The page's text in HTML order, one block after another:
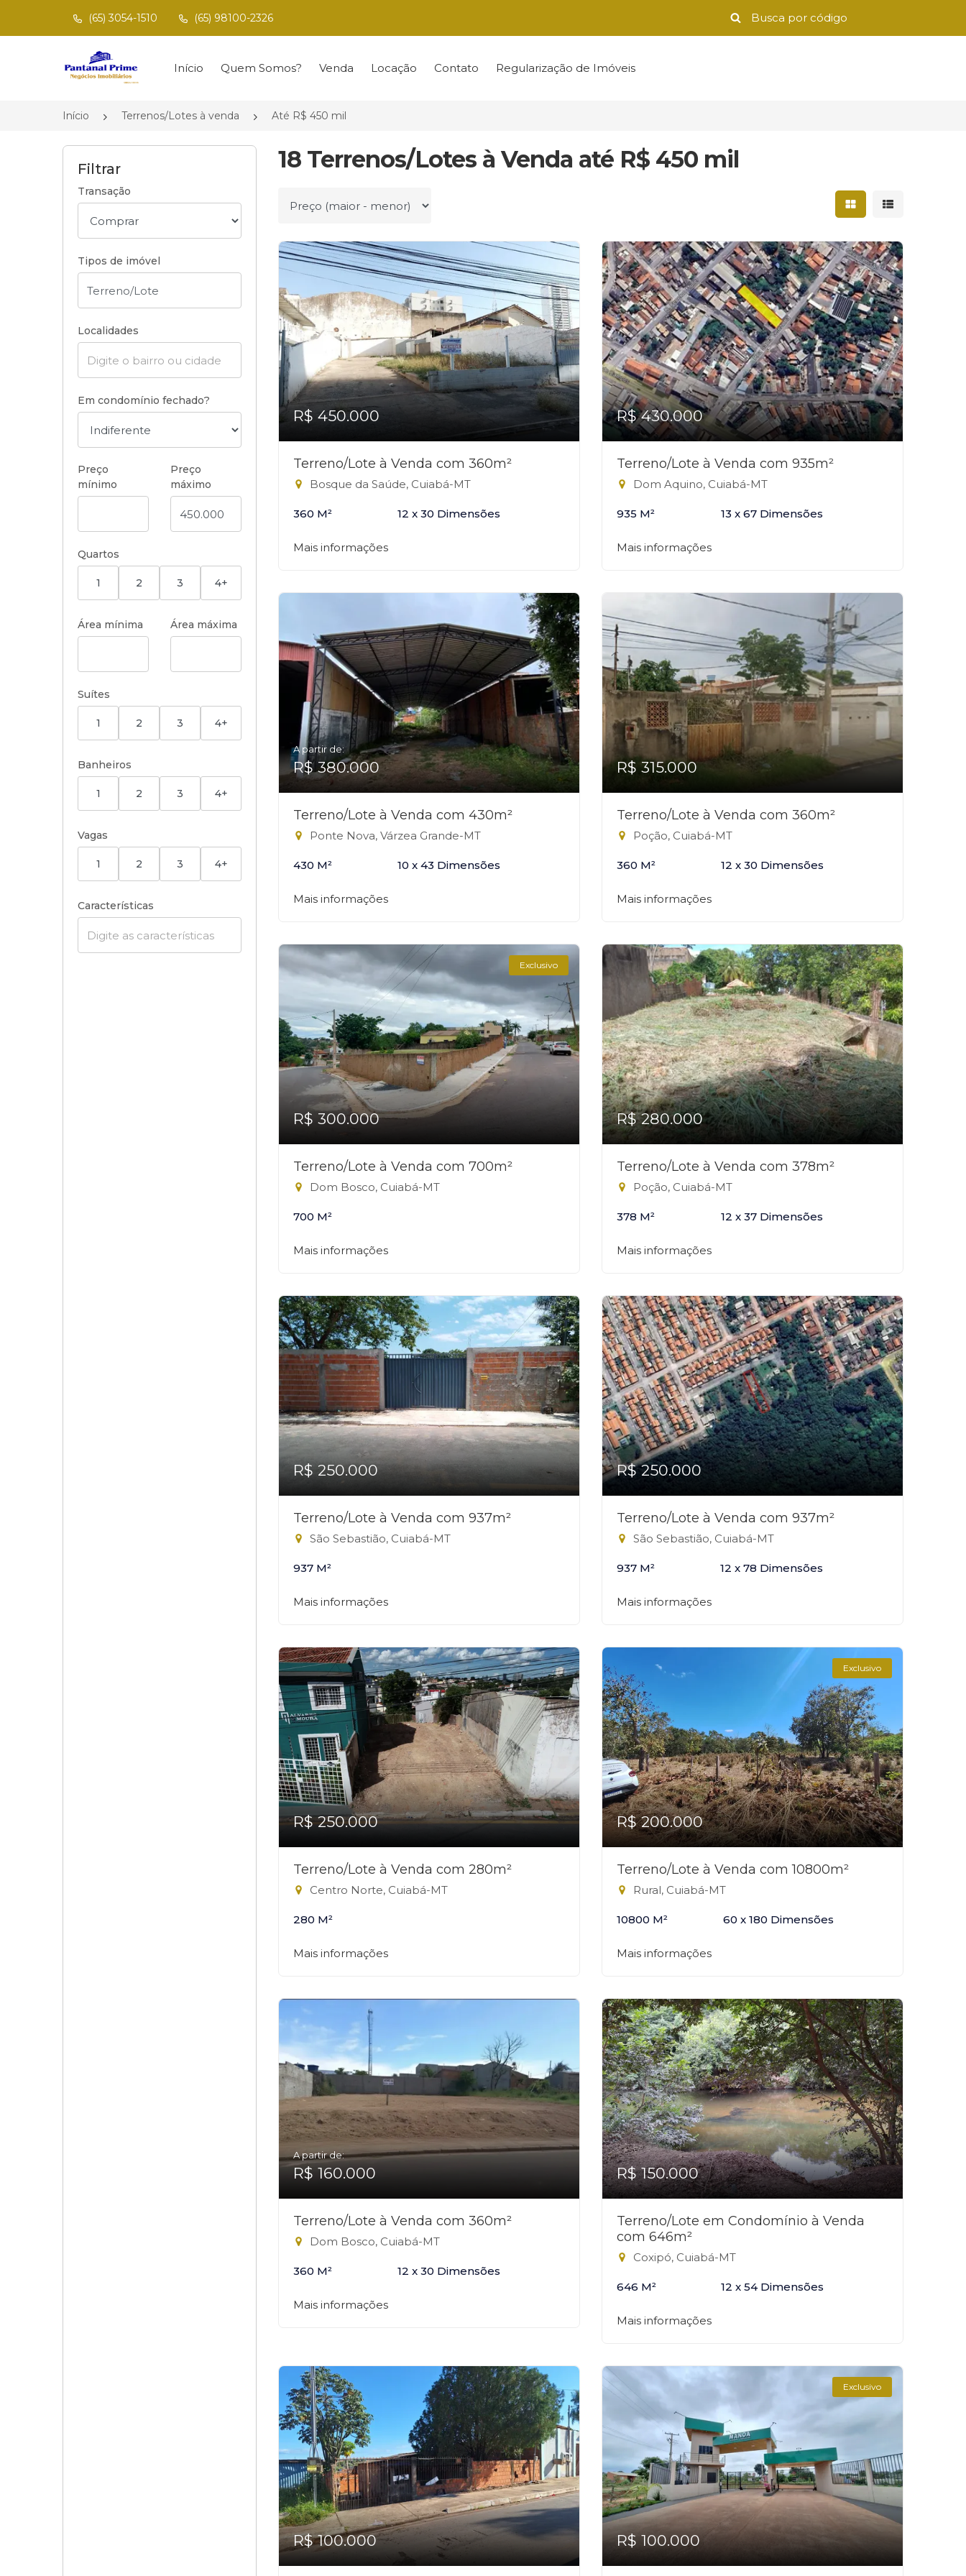
(65) 3054-1510 (65) 98100-2326
Página inicial
Início Quem Somos? Venda Locação Contato Regularização de Imóveis
Início Terrenos/Lotes à venda Até R$ 450 mil
Filtrar
Transação
Tipos de imóvel
Localidades
Em condomínio fechado?
Preço
mínimo
Preço
máximo
Quartos
1 2 3 4+
Área mínima Área máxima
Suítes
1 2 3 4+
Banheiros
1 2 3 4+
Vagas
1 2 3 4+
Características
18 Terrenos/Lotes à Venda até R$ 450 mil
Ordenar por Mostrar resultados
Mostrar
R$ 450.000
Terreno/Lote à Venda com 360m²
Bosque da Saúde, Cuiabá-MT
360 M² 12 x 30 Dimensões
Mais informações
R$ 430.000
Terreno/Lote à Venda com 935m²
Dom Aquino, Cuiabá-MT
935 M² 13 x 67 Dimensões
Mais informações
A partir de:
R$ 380.000
Terreno/Lote à Venda com 430m²
Ponte Nova, Várzea Grande-MT
430 M² 10 x 43 Dimensões
Mais informações
R$ 315.000
Terreno/Lote à Venda com 360m²
Poção, Cuiabá-MT
360 M² 12 x 30 Dimensões
Mais informações
Exclusivo
R$ 300.000
Terreno/Lote à Venda com 700m²
Dom Bosco, Cuiabá-MT
700 M²
Mais informações
R$ 280.000
Terreno/Lote à Venda com 378m²
Poção, Cuiabá-MT
378 M² 12 x 37 Dimensões
Mais informações
R$ 250.000
Terreno/Lote à Venda com 937m²
São Sebastião, Cuiabá-MT
937 M²
Mais informações
R$ 250.000
Terreno/Lote à Venda com 937m²
São Sebastião, Cuiabá-MT
937 M² 12 x 78 Dimensões
Mais informações
R$ 250.000
Terreno/Lote à Venda com 280m²
Centro Norte, Cuiabá-MT
280 M²
Mais informações
Exclusivo
R$ 200.000
Terreno/Lote à Venda com 10800m²
Rural, Cuiabá-MT
10800 M² 60 x 180 Dimensões
Mais informações
A partir de:
R$ 160.000
Terreno/Lote à Venda com 360m²
Dom Bosco, Cuiabá-MT
360 M² 12 x 30 Dimensões
Mais informações
R$ 150.000
Terreno/Lote em Condomínio à Venda
com 646m²
Coxipó, Cuiabá-MT
646 M² 12 x 54 Dimensões
Mais informações
R$ 100.000
Exclusivo
R$ 100.000